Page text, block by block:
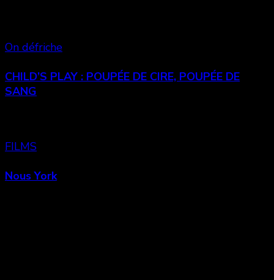
On défriche
CHILD’S PLAY : POUPÉE DE CIRE, POUPÉE DE
SANG
FILMS
Nous York